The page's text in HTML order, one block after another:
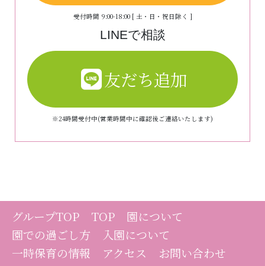
受付時間 9:00-18:00 [ 土・日・祝日除く ]
LINEで相談
友だち追加
※24時間受付中(営業時間中に確認後ご連絡いたします)
グループTOP TOP
園について
園での過ごし方
入園について
一時保育の情報
アクセス お問い合わせ